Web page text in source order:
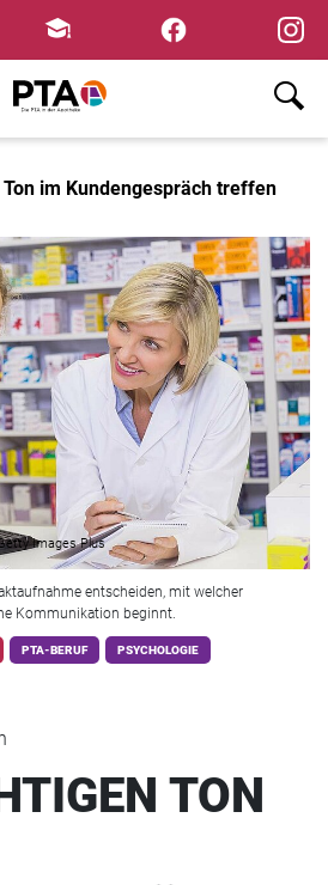
Fortbildungen
Home
im Kundengespräch treffen
Images Plus
entscheiden, mit welcher
Kommunikation beginnt.
PTA-BERUF PSYCHOLOGIE
TON
×